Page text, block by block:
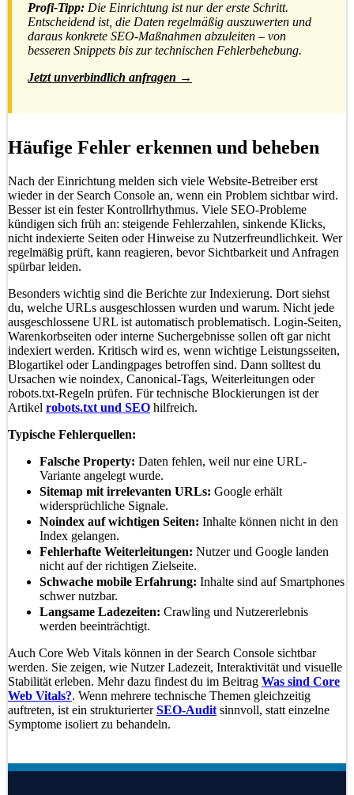
Profi-Tipp: Die Einrichtung ist nur der erste Schritt.
Entscheidend ist, die Daten regelmäßig auszuwerten und
daraus konkrete SEO-Maßnahmen abzuleiten – von
besseren Snippets bis zur technischen Fehlerbehebung.
Jetzt unverbindlich anfragen →
Häufige Fehler erkennen und beheben
Nach der Einrichtung melden sich viele Website-Betreiber erst
wieder in der Search Console an, wenn ein Problem sichtbar wird.
Besser ist ein fester Kontrollrhythmus. Viele SEO-Probleme
kündigen sich früh an: steigende Fehlerzahlen, sinkende Klicks,
nicht indexierte Seiten oder Hinweise zu Nutzerfreundlichkeit. Wer
regelmäßig prüft, kann reagieren, bevor Sichtbarkeit und Anfragen
spürbar leiden.
Besonders wichtig sind die Berichte zur Indexierung. Dort siehst
du, welche URLs ausgeschlossen wurden und warum. Nicht jede
ausgeschlossene URL ist automatisch problematisch. Login-Seiten,
Warenkorbseiten oder interne Suchergebnisse sollen oft gar nicht
indexiert werden. Kritisch wird es, wenn wichtige Leistungsseiten,
Blogartikel oder Landingpages betroffen sind. Dann solltest du
Ursachen wie noindex, Canonical-Tags, Weiterleitungen oder
robots.txt-Regeln prüfen. Für technische Blockierungen ist der
Artikel robots.txt und SEO hilfreich.
Typische Fehlerquellen:
Falsche Property: Daten fehlen, weil nur eine URL-
Variante angelegt wurde.
Sitemap mit irrelevanten URLs: Google erhält
widersprüchliche Signale.
Noindex auf wichtigen Seiten: Inhalte können nicht in den
Index gelangen.
Fehlerhafte Weiterleitungen: Nutzer und Google landen
nicht auf der richtigen Zielseite.
Schwache mobile Erfahrung: Inhalte sind auf Smartphones
schwer nutzbar.
Langsame Ladezeiten: Crawling und Nutzererlebnis
werden beeinträchtigt.
Auch Core Web Vitals können in der Search Console sichtbar
werden. Sie zeigen, wie Nutzer Ladezeit, Interaktivität und visuelle
Stabilität erleben. Mehr dazu findest du im Beitrag Was sind Core
Web Vitals?. Wenn mehrere technische Themen gleichzeitig
auftreten, ist ein strukturierterSEO-Audit sinnvoll, statt einzelne
Symptome isoliert zu behandeln.